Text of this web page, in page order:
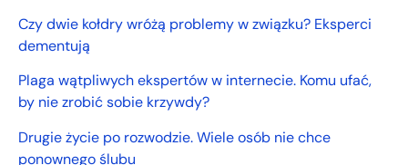
Czy dwie kołdry wróżą problemy w związku? Eksperci
dementują
Plaga wątpliwych ekspertów w internecie. Komu ufać,
by nie zrobić sobie krzywdy?
Drugie życie po rozwodzie. Wiele osób nie chce
ponownego ślubu